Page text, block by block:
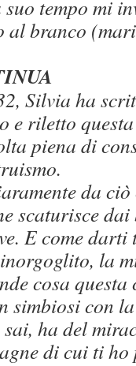
tempo mi
al branco
Silvia ha
e riletto
piena di
da
scaturisce
E come darti
la
cosa
simbiosi con
ha del
di cui ti